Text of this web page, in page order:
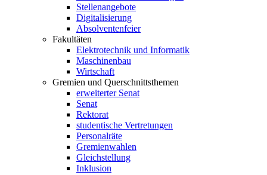
Stellenangebote
Digitalisierung
Absolventenfeier
Fakultäten
Elektrotechnik und Informatik
Maschinenbau
Wirtschaft
Gremien und Querschnittsthemen
erweiterter Senat
Senat
Rektorat
studentische Vertretungen
Personalräte
Gremienwahlen
Gleichstellung
Inklusion